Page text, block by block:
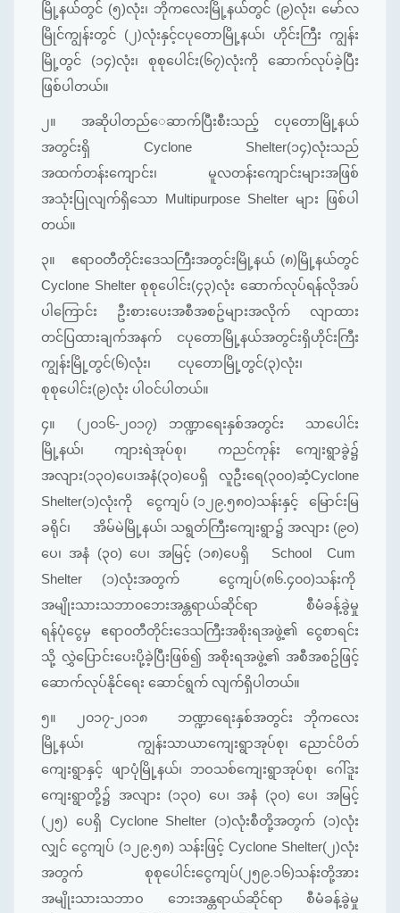
မြို့နယ်တွင် (၅)လုံး၊ ဘိုကလေးမြို့နယ်တွင် (၉)လုံး၊ မော်လ
မြိုင်ကျွန်းတွင် (၂)လုံးနှင့်ငပုတောမြို့နယ်၊ ဟိုင်းကြီး ကျွန်း
မြို့တွင် (၁၄)လုံး၊ စုစုပေါင်း(၆၇)လုံးကို ဆောက်လုပ်ခဲ့ပြီး
ဖြစ်ပါတယ်။
၂။
အဆိုပါတည်‌ေဆာက်ပြီးစီးသည့် ငပုတောမြို့နယ်
အတွင်းရှိ Cyclone Shelter(၁၄)လုံးသည်
အထက်တန်းကျောင်း၊ မူလတန်းကျောင်းများအဖြစ်
အသုံးပြုလျက်ရှိသော Multipurpose Shelter များ ဖြစ်ပါ
တယ်။
၃။
ဧရာ၀တီတိုင်းဒေသကြီးအတွင်းမြို့နယ် (၈)မြို့နယ်တွင်
Cyclone Shelter စုစုပေါင်း(၄၃)လုံး ဆောက်လုပ်ရန်လိုအပ်
ပါကြောင်း ဦးစားပေးအစီအစဥ်များအလိုက် လျာထား
တင်ပြထားချက်အနက် ငပုတောမြို့နယ်အတွင်းရှိဟိုင်းကြီး
ကျွန်းမြို့တွင်(၆)လုံး၊ ငပုတောမြို့တွင်(၃)လုံး၊
စုစုပေါင်း(၉)လုံး ပါဝင်ပါတယ်။
၄။
(၂၀၁၆-၂၀၁၇) ဘဏ္ဍာရေးနှစ်အတွင်း သာပေါင်း
မြို့နယ်၊ ကျားရဲအုပ်စု၊ ကညင်ကုန်း ကျေးရွာခွဲ၌
အလျား(၁၃၀)ပေ၊အနံ(၃၀)ပေရှိ လူဦးရေ(၃၀၀)ဆံ့Cyclone
Shelter(၁)လုံးကို ငွေကျပ် (၁၂၉.၅၈၀)သန်းနှင့် မြောင်းမြ
ခရိုင်၊ အိမ်မဲမြို့နယ်၊ သရွတ်ကြီးကျေးရွာ၌ အလျား (၉၀)
ပေ၊ အနံ (၃၀) ပေ၊ အမြင့် (၁၈)ပေရှိ School Cum
Shelter (၁)လုံးအတွက် ငွေကျပ်(၈၆.၄၀၀)သန်းကို
အမျိုးသားသဘာ၀ဘေးအန္တရာယ်ဆိုင်ရာ စီမံခန့်ခွဲမှု
ရန်ပုံငွေမှ ဧရာ၀တီတိုင်းဒေသကြီးအစိုးရအဖွဲ့၏ ငွေစာရင်း
သို့ လွှဲပြောင်းပေးပို့ခဲ့ပြီးဖြစ်၍ အစိုးရအဖွဲ့၏ အစီအစဥ်ဖြင့်
ဆောက်လုပ်နိုင်ရေး ဆောင်ရွက် လျက်ရှိပါတယ်။
၅။
၂၀၁၇-၂၀၁၈ ဘဏ္ဍာရေးနှစ်အတွင်း ဘိုကလေး
မြို့နယ်၊ ကျွန်းသာယာကျေးရွာအုပ်စု၊ ညောင်ပိတ်
ကျေးရွာနှင့် ဖျာပုံမြို့နယ်၊ ဘဝသစ်ကျေးရွာအုပ်စု၊ ဂေါ်ဒူး
ကျေးရွာတို့၌ အလျား (၁၃၀) ပေ၊ အနံ (၃၀) ပေ၊ အမြင့်
(၂၅) ပေရှိ Cyclone Shelter (၁)လုံးစီတို့အတွက် (၁)လုံး
လျှင် ငွေကျပ် (၁၂၉.၅၈) သန်းဖြင့် Cyclone Shelter(၂)လုံး
အတွက် စုစုပေါင်းငွေကျပ်(၂၅၉.၁၆)သန်းတို့အား
အမျိုးသားသဘာဝ ဘေးအန္တရာယ်ဆိုင်ရာ စီမံခန့်ခွဲမှု